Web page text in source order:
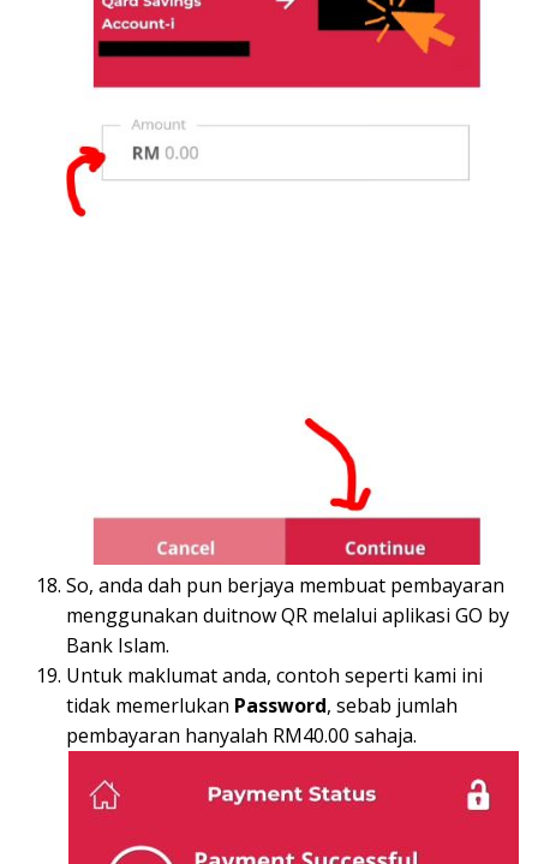
So, anda dah pun berjaya membuat pembayaran
menggunakan duitnow QR melalui aplikasi GO by
Bank Islam.
Untuk maklumat anda, contoh seperti kami ini
tidak memerlukan Password, sebab jumlah
pembayaran hanyalah RM40.00 sahaja.